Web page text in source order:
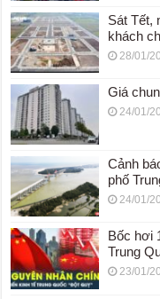
Sát Tết,
khách
28/01/
Giá
24/01/
Cảnh
phố
24/01/
Bốc hơi
Trung
23/01/